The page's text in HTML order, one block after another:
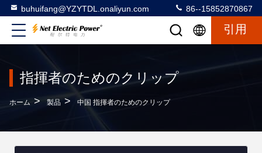
buhuifang@YZYTDL.onaliyun.com 86--15852870867
引用
指揮者のためのクリップ
ホーム > 製品 > 中国 指揮者のためのクリップ